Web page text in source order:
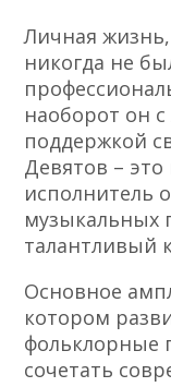
Личная
никогда не
наоборот он с
поддержкой
Девятов –
исполнитель
музыкальных
талантливый
Основное
котором
фольклорные
сочетать